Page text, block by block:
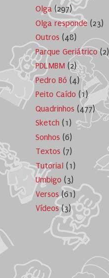
Olga (297)
Olga responde (23)
Outros (48)
Parque Geriátrico (2)
PDLMBM (2)
Pedro Bó (4)
Peito Caído (1)
Quadrinhos (477)
Sketch (1)
Sonhos (6)
Textos (7)
Tutorial (1)
Umbigo (3)
Versos (61)
Vídeos (3)